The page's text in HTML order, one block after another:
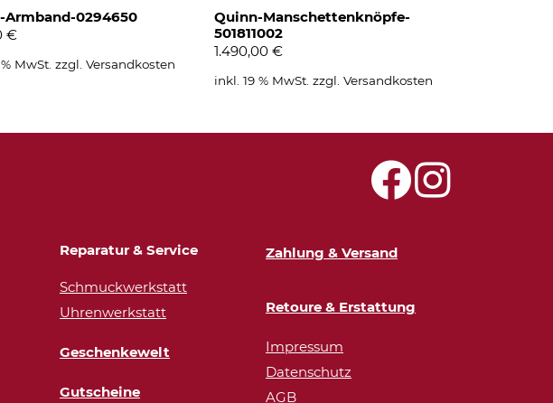
Armband-0294650
€
MwSt. zzgl. Versandkosten
Quinn-Manschettenknöpfe-
501811002
1.490,00 €
inkl. 19 % MwSt. zzgl. Versandkosten
Reparatur & Service
Schmuckwerkstatt
Uhrenwerkstatt
Geschenkewelt
Gutscheine
Zahlung & Versand
Retoure & Erstattung
Impressum
Datenschutz
AGB